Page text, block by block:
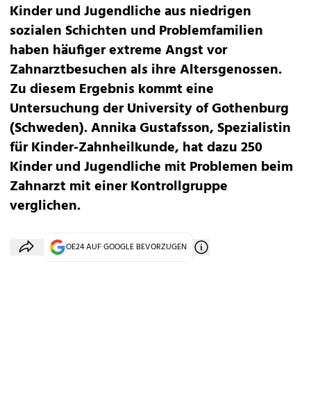
Kinder und Jugendliche aus niedrigen
sozialen Schichten und Problemfamilien
haben häufiger extreme Angst vor
Zahnarztbesuchen als ihre Altersgenossen.
Zu diesem Ergebnis kommt eine
Untersuchung der University of Gothenburg
(Schweden). Annika Gustafsson, Spezialistin
für Kinder-Zahnheilkunde, hat dazu 250
Kinder und Jugendliche mit Problemen beim
Zahnarzt mit einer Kontrollgruppe
verglichen.
OE24 AUF GOOGLE BEVORZUGEN